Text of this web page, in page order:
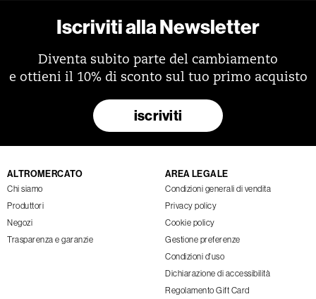
Iscriviti alla Newsletter
Diventa subito parte del cambiamento
e ottieni il 10% di sconto sul tuo primo acquisto
iscriviti
ALTROMERCATO
Chi siamo
Produttori
Negozi
Trasparenza e garanzie
AREA LEGALE
Condizioni generali di vendita
Privacy policy
Cookie policy
Gestione preferenze
Condizioni d'uso
Dichiarazione di accessibilità
Regolamento Gift Card